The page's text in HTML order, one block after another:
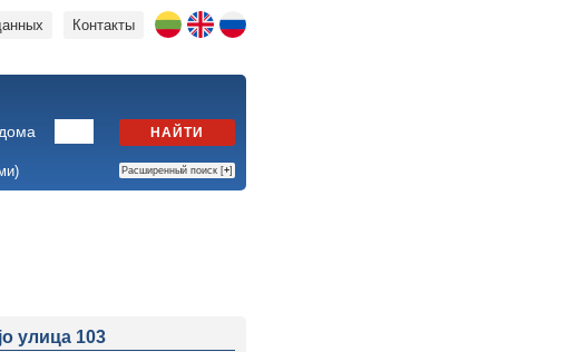
Контакты
НАЙТИ
Расширенный поиск [+]
улица 103